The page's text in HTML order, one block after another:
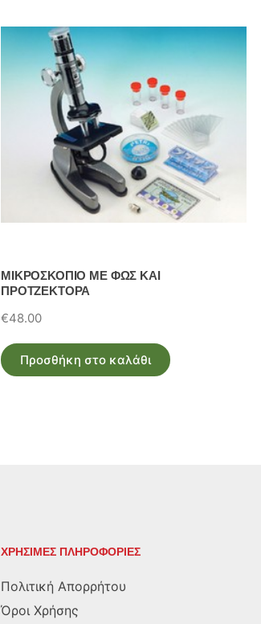
ΜΙΚΡΟΣΚΟΠΙΟ ΜΕ ΦΩΣ ΚΑΙ
ΠΡΟΤΖΕΚΤΟΡΑ
€48.00
Προσθήκη στο καλάθι
ΧΡΗΣΙΜΕΣ ΠΛΗΡΟΦΟΡΙΕΣ
Πολιτική Απορρήτου
Όροι Χρήσης